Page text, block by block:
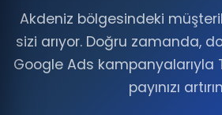
Akdeniz bölgesindeki
sizi arıyor. Doğru zamanda,
Google Ads kampanyalarıyla
payınızı